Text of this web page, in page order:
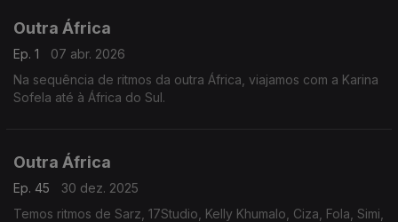
Outra África
Ep. 1
07 abr. 2026
Na sequência de ritmos da outra África, viajamos com a Karina
Sofela até à África do Sul.
Outra África
Ep. 45
30 dez. 2025
Temos ritmos de Sarz, 17Studio, Kelly Khumalo, Ciza, Fola, Simi,